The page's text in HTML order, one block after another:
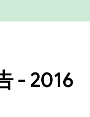
- 2016